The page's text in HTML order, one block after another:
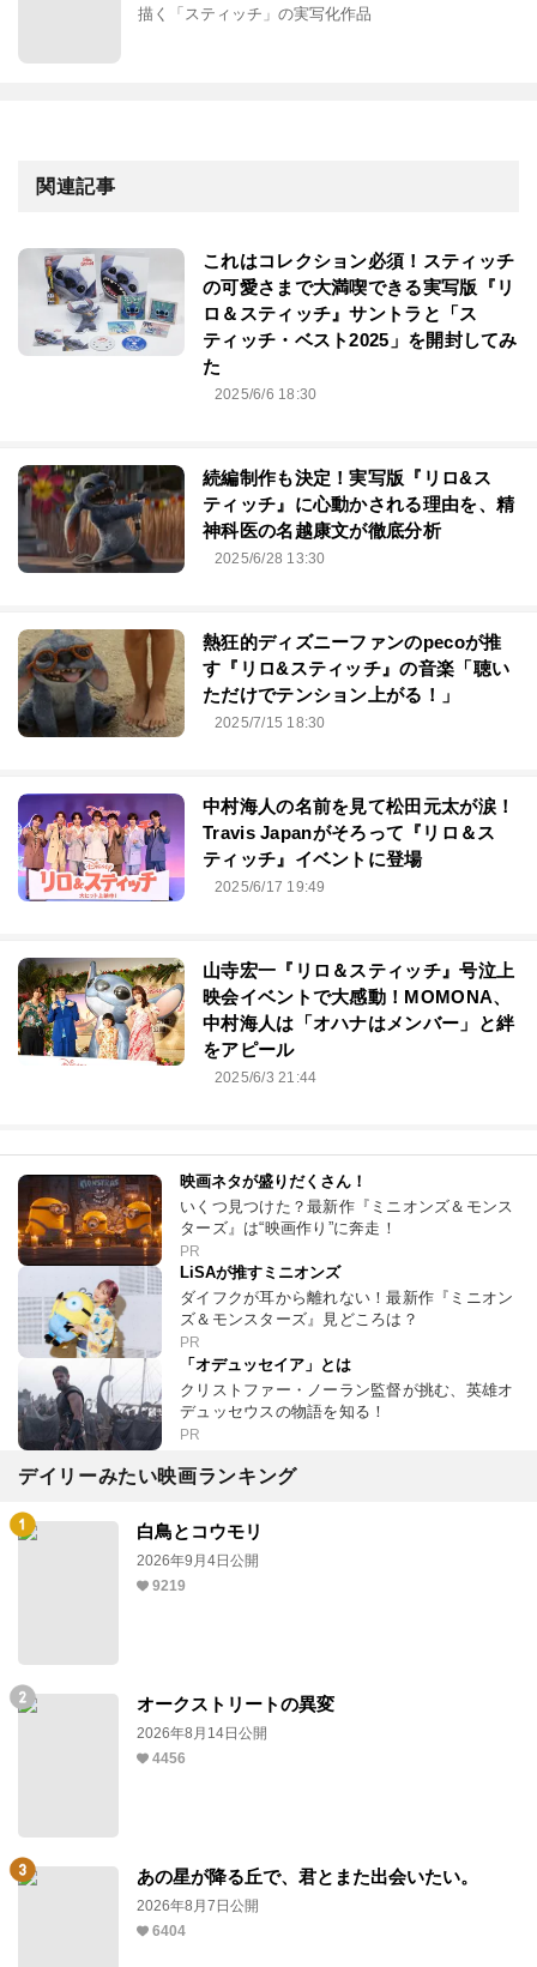
描く「スティッチ」の実写化作品
関連記事
これはコレクション必須！スティッチ
の可愛さまで大満喫できる実写版『リ
ロ＆スティッチ』サントラと「ス
ティッチ・ベスト2025」を開封してみ
た
2025/6/6 18:30
続編制作も決定！実写版『リロ&ス
ティッチ』に心動かされる理由を、精
神科医の名越康文が徹底分析
2025/6/28 13:30
熱狂的ディズニーファンのpecoが推
す『リロ&スティッチ』の音楽「聴い
ただけでテンション上がる！」
2025/7/15 18:30
中村海人の名前を見て松田元太が涙！
Travis Japanがそろって『リロ＆ス
ティッチ』イベントに登場
2025/6/17 19:49
山寺宏一『リロ＆スティッチ』号泣上
映会イベントで大感動！MOMONA、
中村海人は「オハナはメンバー」と絆
をアピール
2025/6/3 21:44
映画ネタが盛りだくさん！
いくつ見つけた？最新作『ミニオンズ＆モンス
ターズ』は“映画作り”に奔走！
PR
LiSAが推すミニオンズ
ダイフクが耳から離れない！最新作『ミニオン
ズ＆モンスターズ』見どころは？
PR
「オデュッセイア」とは
クリストファー・ノーラン監督が挑む、英雄オ
デュッセウスの物語を知る！
PR
デイリーみたい映画ランキング
白鳥とコウモリ
2026年9月4日公開
9219
オークストリートの異変
2026年8月14日公開
4456
あの星が降る丘で、君とまた出会いたい。
2026年8月7日公開
6404